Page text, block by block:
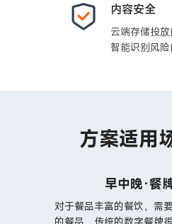
内容安全
云端存储投放
智能识别风险
方案适用
早中晚·餐
对于餐品丰富的餐饮，需